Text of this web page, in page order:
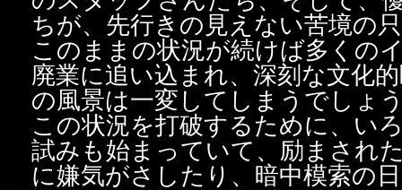
ちが、先行きの見えない苦境の
このままの状況が続けば多くの
廃業に追い込まれ、深刻な文化
の風景は一変してしまうでしょ
この状況を打破するために、い
試みも始まっていて、励まされ
に嫌気がさしたり、暗中模索の